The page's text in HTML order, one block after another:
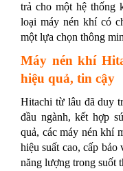
trả cho một hệ thống
loại máy nén khí có
một lựa chọn thông
Máy nén khí
hiệu quả, tin cậy
Hitachi từ lâu đã duy
đầu ngành, kết hợp
quả, các máy nén khí
hiệu suất cao, cấp
năng lượng trong suốt